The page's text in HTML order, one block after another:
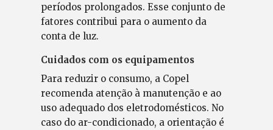
períodos prolongados. Esse conjunto de
fatores contribui para o aumento da
conta de luz.
Cuidados com os equipamentos
Para reduzir o consumo, a Copel
recomenda atenção à manutenção e ao
uso adequado dos eletrodomésticos. No
caso do ar-condicionado, a orientação é